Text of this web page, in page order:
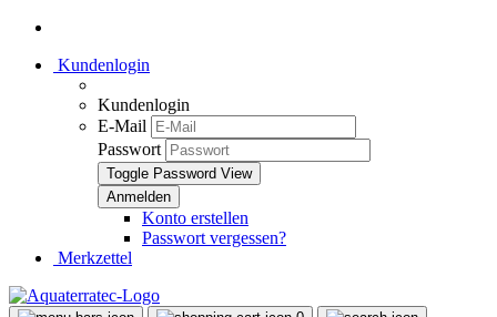
Kundenlogin
Kundenlogin
E-Mail
Passwort
Toggle Password View
Konto erstellen
Passwort vergessen?
Merkzettel